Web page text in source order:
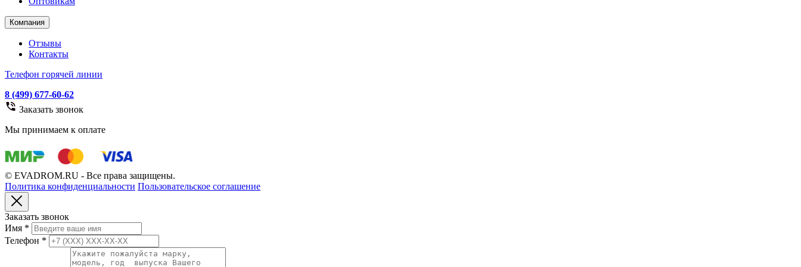
Компания
Отзывы
Контакты
Телефон горячей линии
8 (499) 677-60-62
Заказать звонок
Мы принимаем к оплате
© EVADROM.RU - Все права защищены.
Политика конфиденциальности Пользовательское соглашение
Заказать звонок
Имя *
Телефон *